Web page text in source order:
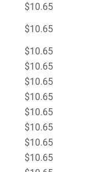
$10.65
$10.65
$10.65
$10.65
$10.65
$10.65
$10.65
$10.65
$10.65
$10.65